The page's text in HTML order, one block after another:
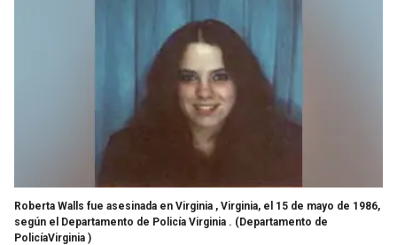
Roberta Walls fue asesinada en Virginia , Virginia, el 15 de mayo de 1986,
según el Departamento de Policía Virginia . (Departamento de
PolicíaVirginia )